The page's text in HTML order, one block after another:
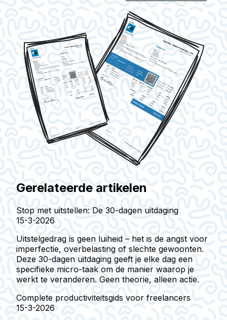
Gerelateerde artikelen
Stop met uitstellen: De 30-dagen uitdaging
15-3-2026
Uitstelgedrag is geen luiheid – het is de angst voor
imperfectie, overbelasting of slechte gewoonten.
Deze 30-dagen uitdaging geeft je elke dag een
specifieke micro-taak om de manier waarop je
werkt te veranderen. Geen theorie, alleen actie.
Complete productiviteitsgids voor freelancers
15-3-2026